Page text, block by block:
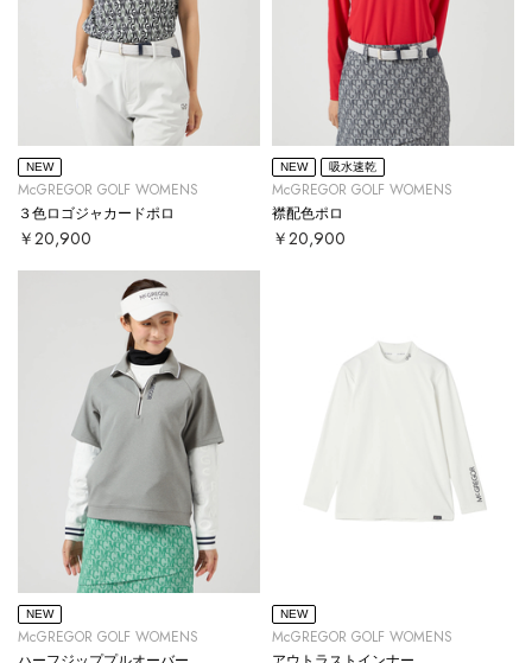
NEW
McGREGOR GOLF WOMENS
３色ロゴジャカードポロ
￥20,900
NEW 吸水速乾
McGREGOR GOLF WOMENS
襟配色ポロ
￥20,900
NEW
McGREGOR GOLF WOMENS
NEW
McGREGOR GOLF WOMENS